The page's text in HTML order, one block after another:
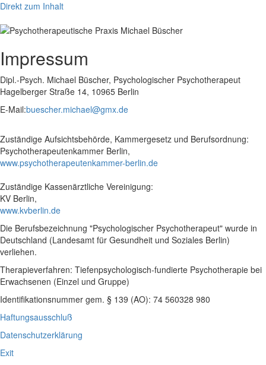
Direkt zum Inhalt
Impressum
Dipl.-Psych. Michael Büscher, Psychologischer Psychotherapeut
Hagelberger Straße 14, 10965 Berlin
E-Mail:buescher.michael@gmx.de
Zuständige Aufsichtsbehörde, Kammergesetz und Berufsordnung:
Psychotherapeutenkammer Berlin,
www.psychotherapeutenkammer-berlin.de
Zuständige Kassenärztliche Vereinigung:
KV Berlin,
www.kvberlin.de
Die Berufsbezeichnung "Psychologischer Psychotherapeut" wurde in
Deutschland (Landesamt für Gesundheit und Soziales Berlin)
verliehen.
Therapieverfahren: Tiefenpsychologisch-fundierte Psychotherapie bei
Erwachsenen (Einzel und Gruppe)
Identifikationsnummer gem. § 139 (AO): 74 560328 980
Haftungsausschluß
Datenschutzerklärung
Exit